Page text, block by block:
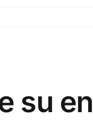
su